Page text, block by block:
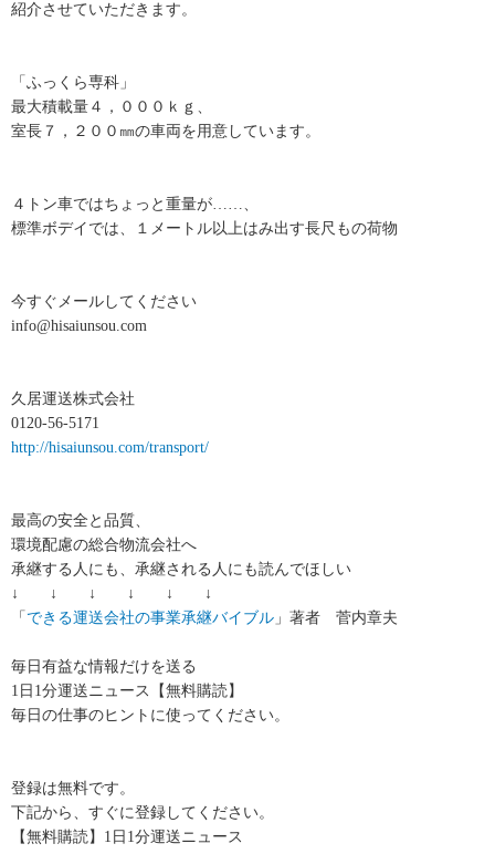
紹介させていただきます。
「ふっくら専科」
最大積載量４，０００ｋｇ、
室長７，２００㎜の車両を用意しています。
４トン車ではちょっと重量が……、
標準ボデイでは、１メートル以上はみ出す長尺もの荷物
今すぐメールしてください
info@hisaiunsou.com
久居運送株式会社
0120-56-5171
http://hisaiunsou.com/transport/
最高の安全と品質、
環境配慮の総合物流会社へ
承継する人にも、承継される人にも読んでほしい
↓ ↓ ↓ ↓ ↓ ↓
「 できる運送会社の事業承継バイブル 」著者 菅内章夫
毎日有益な情報だけを送る
1日1分運送ニュース【無料購読】
毎日の仕事のヒントに使ってください。
登録は無料です。
下記から、すぐに登録してください。
【無料購読】1日1分運送ニュース